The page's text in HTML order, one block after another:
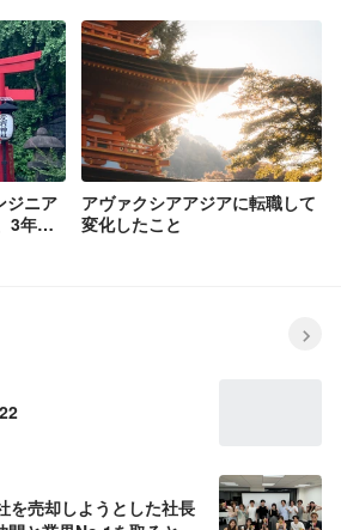
ジニア
3年
アヴァクシアアジアに転職して
変化したこと
を売却しようとした社長